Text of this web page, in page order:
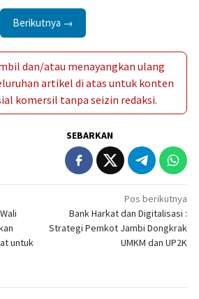
Berikutnya →
dan/atau menayangkan ulang
artikel di atas untuk konten
komersil tanpa seizin redaksi.
SEBARKAN
untuk
Pos berikutnya
Bank Harkat dan Digitalisasi :
Strategi Pemkot Jambi Dongkrak
UMKM dan UP2K